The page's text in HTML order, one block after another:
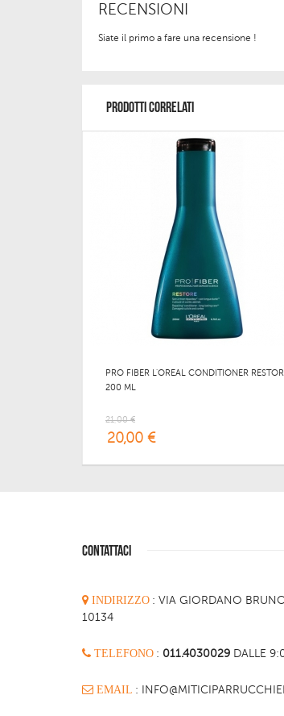
RECENSIONI
Siate il primo a fare una recensione !
PRODOTTI CORRELATI
PRO FIBER L'OREAL CONDITIONER
200 ML
21,00 €
20,00 €
CONTATTACI
INDIRIZZO : VIA GIORDANO
10134
TELEFONO : 011.4030029 DALLE
EMAIL :